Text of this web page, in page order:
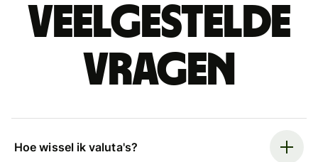
Veelgestelde
vragen
Hoe wissel ik valuta's?